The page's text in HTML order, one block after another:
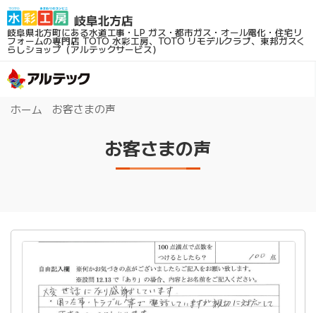
岐阜県北方町にある水道工事・LP ガス・都市ガス・オール電化・住宅リ
フォームの専門店TOTO 水彩工房、TOTO リモデルクラブ、東邦ガスく
らしショップ（アルテックサービス）
ホーム お客さまの声
お客さまの声